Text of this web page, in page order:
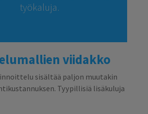
työkaluja.
viidakko
sisältää paljon muutakin
Tyypillisiä lisäkuluja